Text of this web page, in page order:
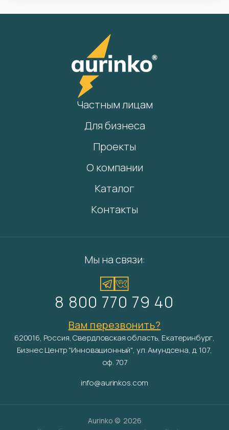
Частным лицам
Для бизнеса
Проекты
О компании
Каталог
Контакты
Мы на связи:
8 800 770 79 40
Вам перезвонить?
620016, Россия, Свердловская область, Екатеринбург,
Бизнес Центр "Инновационный", ул. Амундсена, д. 107,
оф. 707
info@aurinkos.com
Aurinko © 2026